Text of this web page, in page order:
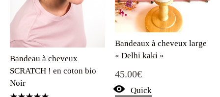
Bandeau à cheveux
SCRATCH ! en coton bio
Noir
Bandeaux à cheveux large
« Delhi kaki »
45.00€
Quick